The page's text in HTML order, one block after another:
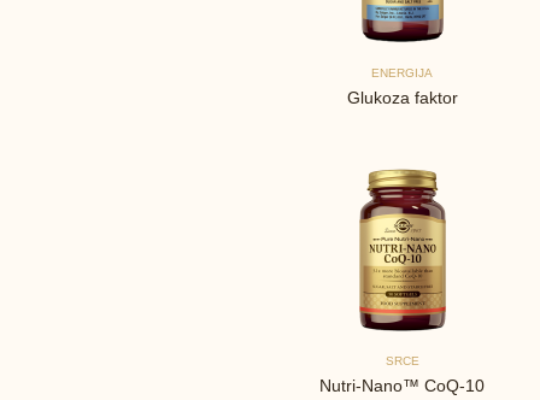
ENERGIJA
Glukoza faktor
SRCE
Nutri-Nano™ CoQ-10